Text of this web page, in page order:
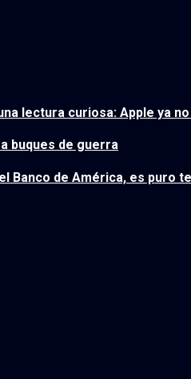
lectura curiosa: Apple ya
buques de guerra
Banco de América, es puro